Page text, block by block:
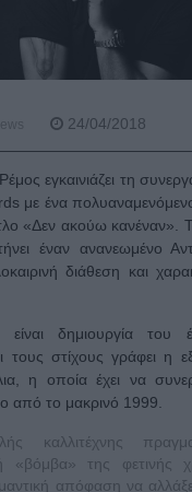
24/04/2018
εγκαινιάζει τη
με ένα
«Δεν ακούω κανέναν».
έναν ανανεωμένο
διάθεση και
δημιουργία του
στίχους γράφει η
η οποία έχει να
από το μακρινό 1999.
καλλιτέχνης
«βόμβα» της φετινής
απόφαση να